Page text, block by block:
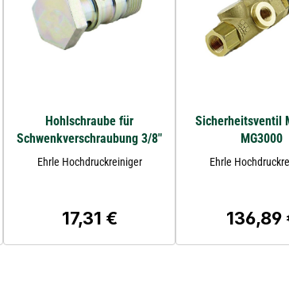
Hohlschraube für
Schwenkverschraubung 3/8"
Ehrle Hochdruckreiniger
Regulärer Preis:
17,31 €
Sicherheitsventil
MG3000
Ehrle
Regulärer
136,89